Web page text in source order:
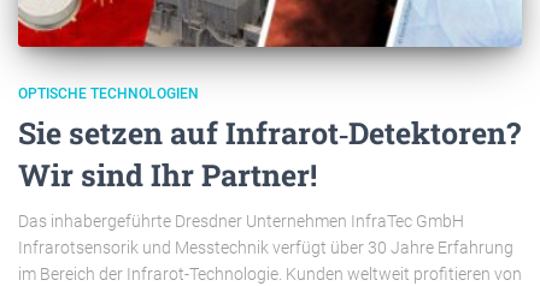
OPTISCHE TECHNOLOGIEN
Sie setzen auf Infrarot‐Detektoren?
Wir sind Ihr Partner!
Das inhabergeführte Dresdner Unternehmen InfraTec GmbH
Infrarotsensorik und Messtechnik verfügt über 30 Jahre Erfahrung
im Bereich der Infrarot-Technologie. Kunden weltweit profitieren von